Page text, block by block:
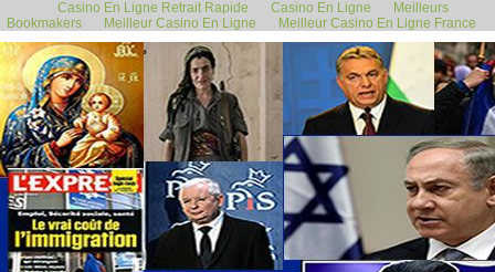
Casino En Ligne Retrait Rapide Casino En Ligne
Meilleurs
Bookmakers
Meilleur Casino En Ligne Meilleur Casino En Ligne France